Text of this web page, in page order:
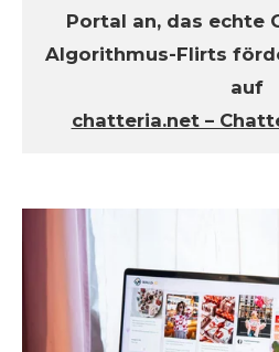
Portal an, das echte
Algorithmus-Flirts
auf
chatteria.net –